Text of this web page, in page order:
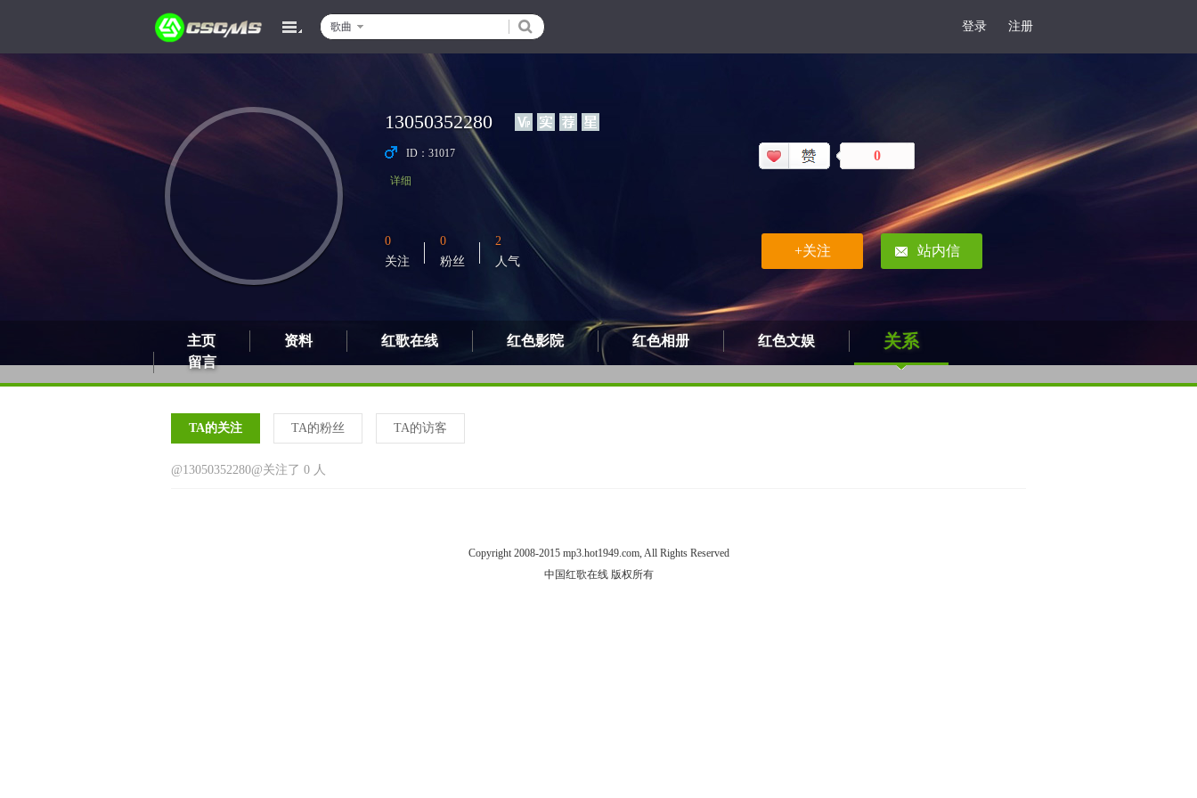
歌曲 登录 注册
13050352280
ID：31017
详细
0
关注
0
粉丝
2
人气
+关注 站内信
0
主页 资料 红歌在线 红色影院 红色相册 红色文娱 关系
留言
TA的关注 TA的粉丝 TA的访客
@13050352280@关注了 0 人
Copyright 2008-2015 mp3.hot1949.com, All Rights Reserved
中国红歌在线 版权所有